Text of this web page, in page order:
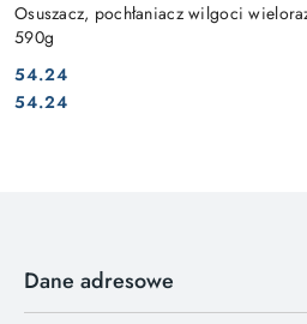
Osuszacz, pochłaniacz wilgoci
590g
Cena:
54.24
Cena:
54.24
Dane adresowe